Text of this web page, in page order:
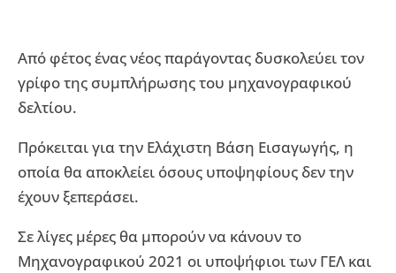
Από φέτος ένας νέος παράγοντας δυσκολεύει τον
γρίφο της συμπλήρωσης του μηχανογραφικού
δελτίου.
Πρόκειται για την Ελάχιστη Βάση Εισαγωγής, η
οποία θα αποκλείει όσους υποψηφίους δεν την
έχουν ξεπεράσει.
Σε λίγες μέρες θα μπορούν να κάνουν το
Μηχανογραφικού 2021 οι υποψήφιοι των ΓΕΛ και